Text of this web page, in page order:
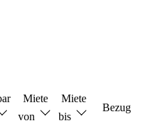
Miete
von
Miete
bis
Bezug